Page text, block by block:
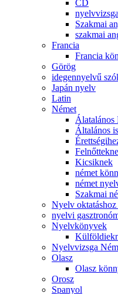
CD
Szakmai
szakmai
Francia
Francia
Görög
idegennyelvű
Japán nyelv
Latin
Német
Álatalános
Általános
Kicsiknek
német
német
Szakmai
Nyelv oktatáshoz
nyelvi
Nyelvkönyvek
Nyelvvizsga
Olasz
Olasz
Orosz
Spanyol